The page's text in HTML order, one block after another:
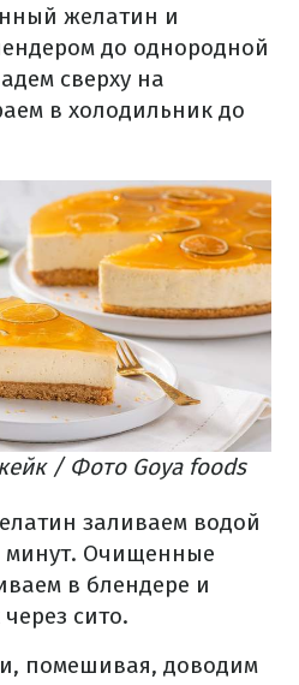
желатин и
до однородной
сверху на
в холодильник до
/ Фото Goya foods
заливаем водой
минут. Очищенные
в блендере и
сито.
помешивая, доводим